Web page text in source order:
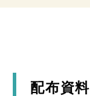
配布資料